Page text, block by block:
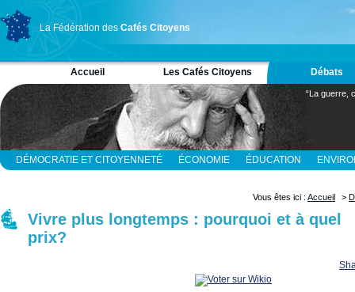
La Fédération des Cafés Citoyens
Accueil Les Cafés Citoyens Débats
“La guerre,
DÉMOCRATIE ET CITOYENNETÉ ÉCONOMIE ÉDUCATION
Vous êtes ici : Accueil >
Vivre plus longtemps : pourquoi et à quel
prix?